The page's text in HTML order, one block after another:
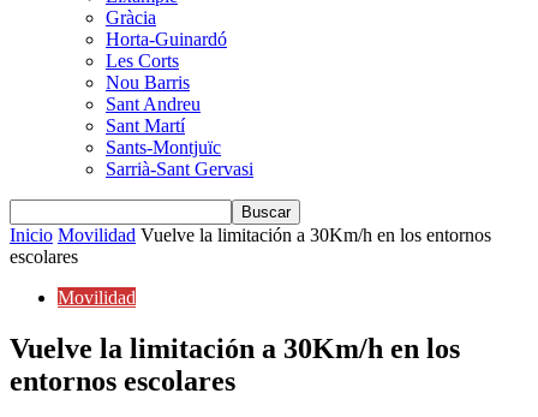
Gràcia
Horta-Guinardó
Les Corts
Nou Barris
Sant Andreu
Sant Martí
Sants-Montjuïc
Sarrià-Sant Gervasi
Inicio Movilidad Vuelve la limitación a 30Km/h en los entornos
escolares
Movilidad
Vuelve la limitación a 30Km/h en los
entornos escolares